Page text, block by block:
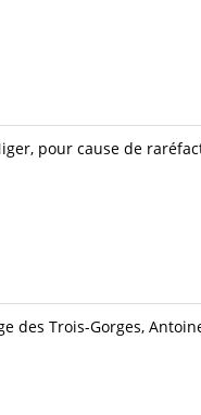
pour cause de
des Trois-Gorges,